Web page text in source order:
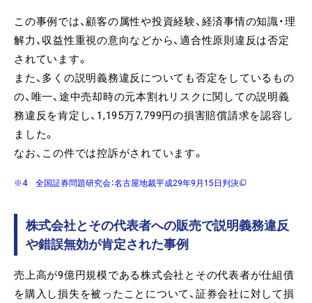
この事例では、顧客の属性や投資経験、経済事情の知識・理
解力、収益性重視の意向などから、適合性原則違反は否定
されています。
また、多くの説明義務違反についても否定をしているもの
の、唯一、途中売却時の元本割れリスクに関しての説明義
務違反を肯定し、1,195万7,799円の損害賠償請求を認容し
ました。
なお、この件では控訴がされています。
※4 全国証券問題研究会：名古屋地裁平成29年9月15日判決
株式会社とその代表者への販売で説明義務違反
や錯誤無効が肯定された事例
売上高が9億円規模である株式会社とその代表者が仕組債
を購入し損失を被ったことについて、証券会社に対して損